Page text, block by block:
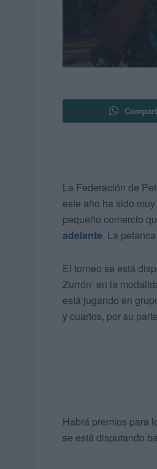
La Federación de
este año ha sido
pequeño comercio
adelante. La
El torneo se está
Zurrón’ en la
está jugando en
y cuartos, por su
Habrá premios para
se está disputando